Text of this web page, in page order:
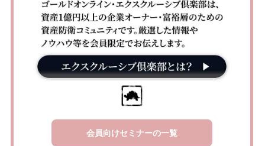
会員向けセミナーの一覧